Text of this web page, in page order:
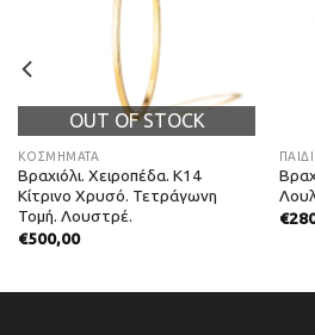
OUT OF STOCK
ΚΟΣΜΗΜΑΤΑ
Βραχιόλι. Χειροπέδα. Κ14
Kίτρινο Xρυσό. Τετράγωνη
Τομή. Λουστρέ.
€500,00
€